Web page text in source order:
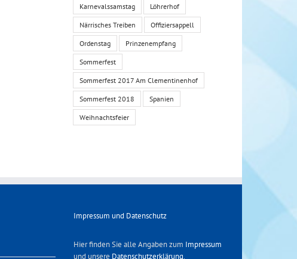
Karnevalssamstag Löhrerhof
Närrisches Treiben Offiziersappell
Ordenstag Prinzenempfang
Sommerfest
Sommerfest 2017 Am Clementinenhof
Sommerfest 2018 Spanien
Weihnachtsfeier
Impressum und Datenschutz
Hier finden Sie alle Angaben zum Impressum
und unsere Datenschutzerklärung.